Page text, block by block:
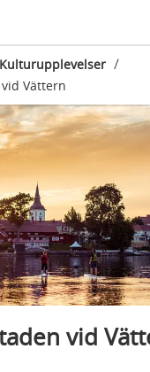
Kulturupplevelser /
Vättern
vid